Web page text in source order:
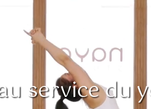
service du